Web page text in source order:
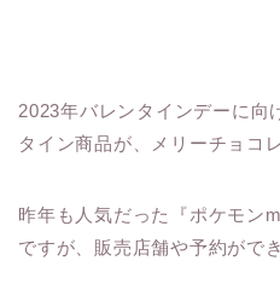
2023年バレンタインデーに向
タイン商品が、メリーチョコ
昨年も人気だった『ポケモン
ですが、販売店舗や予約がで